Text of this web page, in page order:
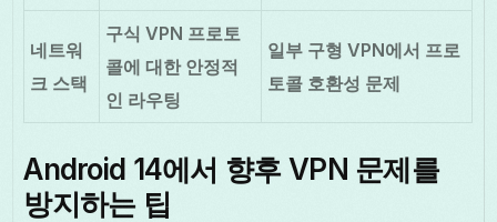
네트워
크 스택
구식 VPN 프로토
콜에 대한 안정적
인 라우팅
일부 구형 VPN에서 프로
토콜 호환성 문제
Android 14에서 향후 VPN 문제를
방지하는 팁